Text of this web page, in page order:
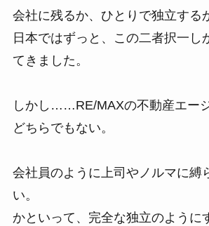
会社に残るか、ひとりで独立する
日本ではずっと、この二者択一し
てきました。
しかし……RE/MAXの不動産エー
どちらでもない。
会社員のように上司やノルマに縛
い。
かといって、完全な独立のように